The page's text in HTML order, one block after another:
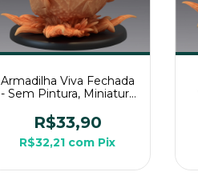
Armadilha Viva Fechada
- Sem Pintura, Miniatura
Mesa
R$33,90
R$32,21 com Pix